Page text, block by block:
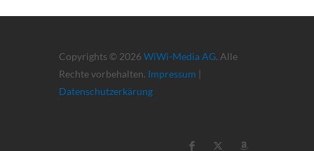
Copyrights © 2026 WiWi-Media AG. Alle
Rechte vorbehalten. Impressum |
Datenschutzerkärung